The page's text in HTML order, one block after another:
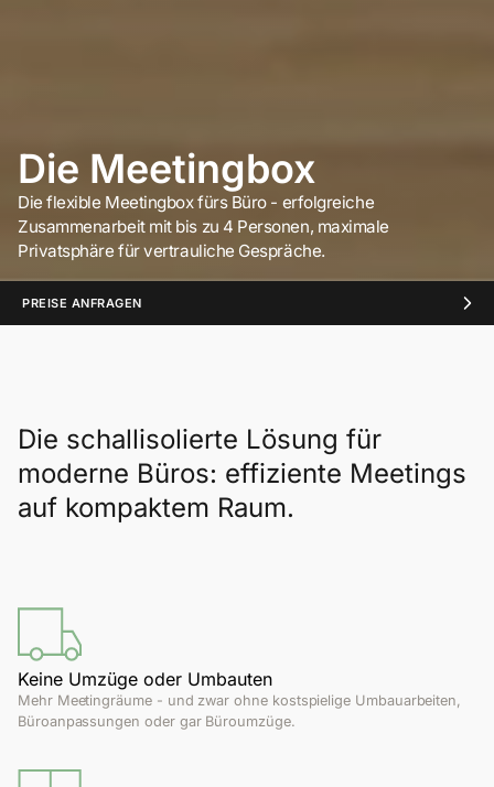
Die Meetingbox
Die flexible Meetingbox fürs Büro - erfolgreiche
Zusammenarbeit mit bis zu 4 Personen, maximale
Privatsphäre für vertrauliche Gespräche.
PREISE ANFRAGEN
Die schallisolierte Lösung für
moderne Büros: effiziente Meetings
auf kompaktem Raum.
Keine Umzüge oder Umbauten
Mehr Meetingräume - und zwar ohne kostspielige Umbauarbeiten,
Büroanpassungen oder gar Büroumzüge.